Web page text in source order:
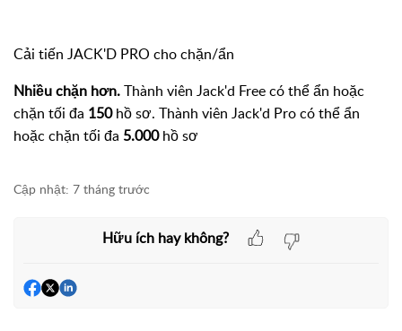
Cải tiến JACK'D PRO cho chặn/ẩn
Nhiều chặn hơn.Thành viên Jack'd Free có thể ẩn hoặc
chặn tối đa 150hồ sơ. Thành viên Jack'd Pro có thể ẩn
hoặc chặn tối đa 5.000hồ sơ
Cập nhật: 7 tháng trước
Hữu ích hay không?